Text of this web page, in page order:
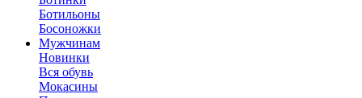
Ботильоны
Босоножки
Мужчинам
Новинки
Вся обувь
Мокасины